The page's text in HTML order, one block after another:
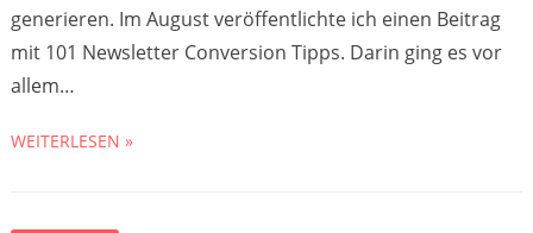
generieren. Im August veröffentlichte ich einen Beitrag
mit 101 Newsletter Conversion Tipps. Darin ging es vor
allem…
WEITERLESEN »